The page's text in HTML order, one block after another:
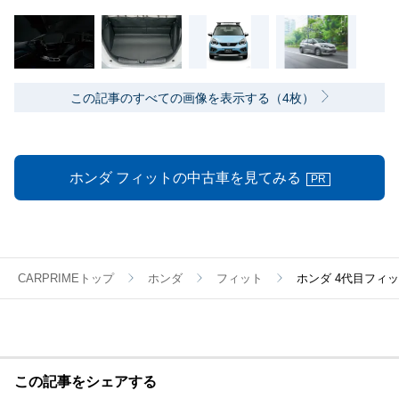
この記事のすべての画像を表示する（4枚）
ホンダ フィットの中古車を見てみる PR
CARPRIMEトップ ホンダ フィット ホンダ 4代目フィ
この記事をシェアする